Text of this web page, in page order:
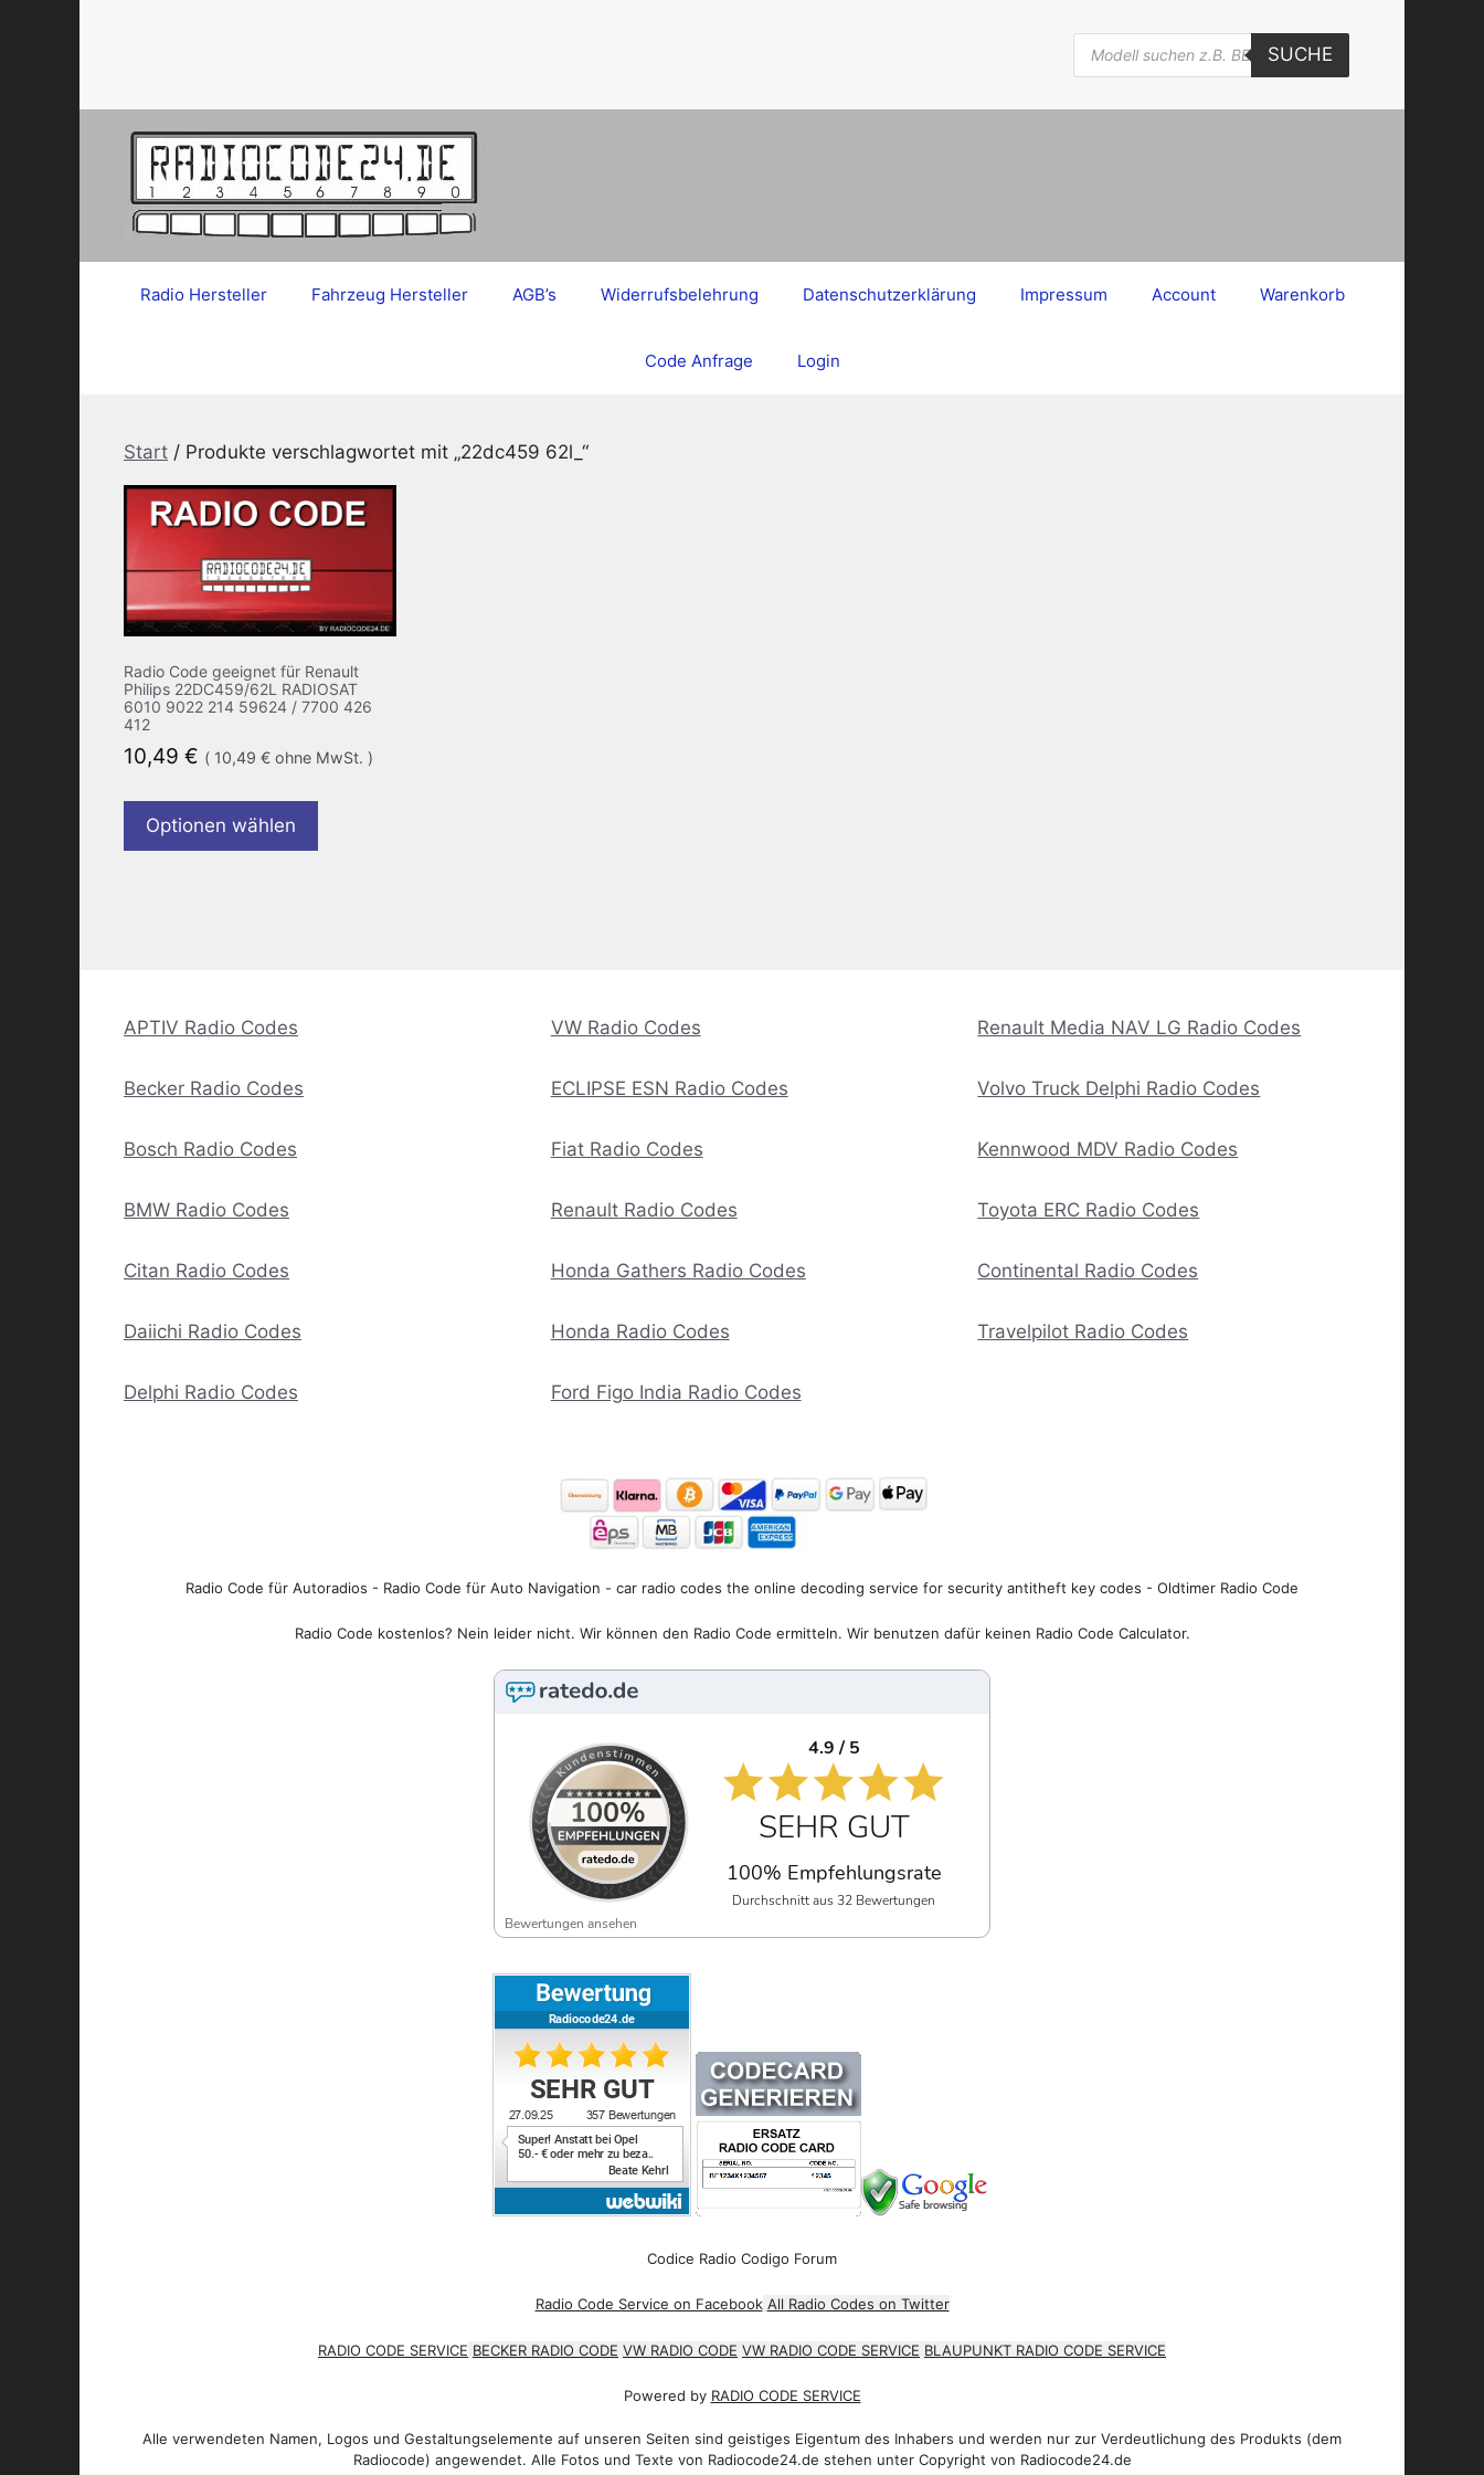
Products
search
SUCHE
Radio Hersteller Fahrzeug Hersteller AGB’s Widerrufsbelehrung Datenschutzerklärung Impressum Account Warenkorb
Code Anfrage Login
Start / Produkte verschlagwortet mit „22dc459 62l_“
Radio Code geeignet für Renault
Philips 22DC459/62L RADIOSAT
6010 9022 214 59624 / 7700 426
412
10,49 € ( 10,49 € ohne MwSt. )
Optionen wählen
APTIV Radio Codes
Becker Radio Codes
Bosch Radio Codes
BMW Radio Codes
Citan Radio Codes
Daiichi Radio Codes
Delphi Radio Codes
VW Radio Codes
ECLIPSE ESN Radio Codes
Fiat Radio Codes
Renault Radio Codes
Honda Gathers Radio Codes
Honda Radio Codes
Ford Figo India Radio Codes
Renault Media NAV LG Radio Codes
Volvo Truck Delphi Radio Codes
Kennwood MDV Radio Codes
Toyota ERC Radio Codes
Continental Radio Codes
Travelpilot Radio Codes
Radio Code für Autoradios - Radio Code für Auto Navigation - car radio codes the online decoding service for security antitheft key codes - Oldtimer Radio Code
Radio Code kostenlos? Nein leider nicht. Wir können den Radio Code ermitteln. Wir benutzen dafür keinen Radio Code Calculator.
4.9 / 5
SEHR GUT
100% Empfehlungsrate
Durchschnitt aus 32 Bewertungen
Bewertungen ansehen
Codice Radio Codigo Forum
Radio Code Service on Facebook All Radio Codes on Twitter
RADIO CODE SERVICE BECKER RADIO CODE VW RADIO CODE VW RADIO CODE SERVICE BLAUPUNKT RADIO CODE SERVICE
Powered by RADIO CODE SERVICE
Alle verwendeten Namen, Logos und Gestaltungselemente auf unseren Seiten sind geistiges Eigentum des Inhabers und werden nur zur Verdeutlichung des Produkts (dem
Radiocode) angewendet. Alle Fotos und Texte von Radiocode24.de stehen unter Copyright von Radiocode24.de